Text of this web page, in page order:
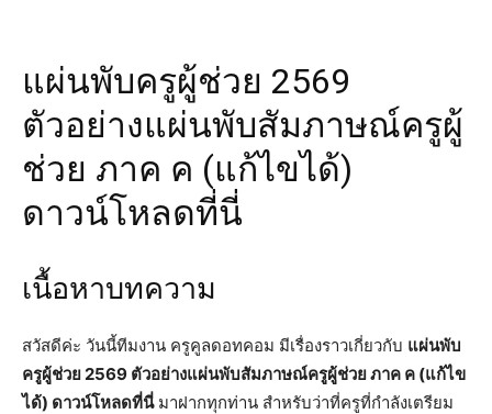
แผ่นพับครูผู้ช่วย 2569
ตัวอย่างแผ่นพับสัมภาษณ์ครูผู้
ช่วย ภาค ค (แก้ไขได้)
ดาวน์โหลดที่นี่
เนื้อหาบทความ
สวัสดีค่ะ วันนี้ทีมงาน ครูคูลดอทคอม มีเรื่องราวเกี่ยวกับ แผ่นพับ
ครูผู้ช่วย 2569 ตัวอย่างแผ่นพับสัมภาษณ์ครูผู้ช่วย ภาค ค (แก้ไข
ได้) ดาวน์โหลดที่นี่มาฝากทุกท่าน สำหรับว่าที่ครูที่กำลังเตรียม